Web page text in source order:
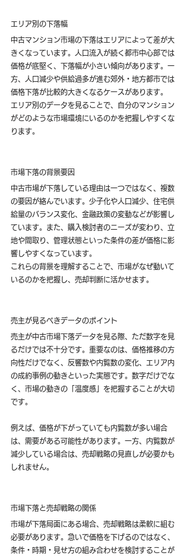
エリア別の下落幅
中古マンション市場の下落はエリアによって差が大
きくなっています。人口流入が続く都市中心部では
価格が底堅く、下落幅が小さい傾向があります。一
方、人口減少や供給過多が進む郊外・地方都市では
価格下落が比較的大きくなるケースがあります。
エリア別のデータを見ることで、自分のマンション
がどのような市場環境にいるのかを把握しやすくな
ります。
市場下落の背景要因
中古市場が下落している理由は一つではなく、複数
の要因が絡んでいます。少子化や人口減少、住宅供
給量のバランス変化、金融政策の変動などが影響し
ています。また、購入検討者のニーズが変わり、立
地や間取り、管理状態といった条件の差が価格に影
響しやすくなっています。
これらの背景を理解することで、市場がなぜ動いて
いるのかを把握し、売却判断に活かせます。
売主が見るべきデータのポイント
売主が中古市場下落データを見る際、ただ数字を見
るだけでは不十分です。重要なのは、価格推移の方
向性だけでなく、反響数や内覧数の変化、エリア内
の成約事例の動きといった実態です。数字だけでな
く、市場の動きの「温度感」を把握することが大切
です。
例えば、価格が下がっていても内覧数が多い場合
は、需要がある可能性があります。一方、内覧数が
減少している場合は、売却戦略の見直しが必要かも
しれません。
市場下落と売却戦略の関係
市場が下落局面にある場合、売却戦略は柔軟に組む
必要があります。急いで価格を下げるのではなく、
条件・時期・見せ方の組み合わせを検討することが